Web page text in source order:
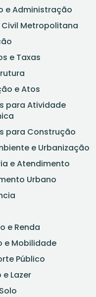
e Administração
Metropolitana
e Taxas
e Atos
para Atividade
para Construção
e Urbanização
e Atendimento
Urbano
e Renda
e Mobilidade
Público
Lazer